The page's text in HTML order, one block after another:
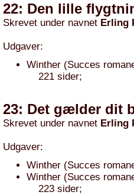
22: Den lille
Skrevet under navnet Erling
Udgaver:
Winther (Succes
221 sider;
23: Det gælder dit
Skrevet under navnet Erling
Udgaver:
Winther (Succes
Winther (Succes
223 sider;